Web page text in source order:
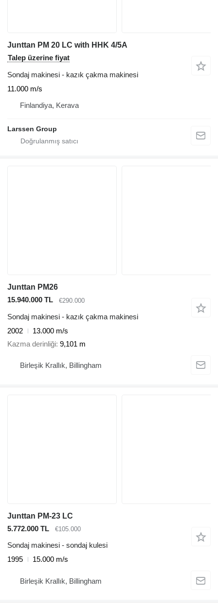
Junttan PM 20 LC with HHK 4/5A
Talep üzerine fiyat
Sondaj makinesi - kazık çakma makinesi
11.000 m/s
Finlandiya, Kerava
Larssen Group
Junttan PM26
15.940.000 TL
€290.000
Sondaj makinesi - kazık çakma makinesi
2002
13.000 m/s
Kazma derinliği 9,101 m
Birleşik Krallık, Billingham
Junttan PM-23 LC
5.772.000 TL
€105.000
Sondaj makinesi - sondaj kulesi
1995
15.000 m/s
Birleşik Krallık, Billingham